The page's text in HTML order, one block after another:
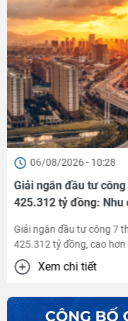
01/08/2026 - 14:15
Thị trường xi măng
nhưng vẫn đối mặt
» Thị trường xi măng Việt
tín hiệu tích cực trong 6
nhu cầu tiêu ...
Xem chi tiết